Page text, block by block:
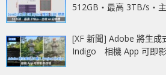
512GB‧最高 3TB/s‧
[XF 新聞] Adobe 將生
Indigo 相機 App 可即